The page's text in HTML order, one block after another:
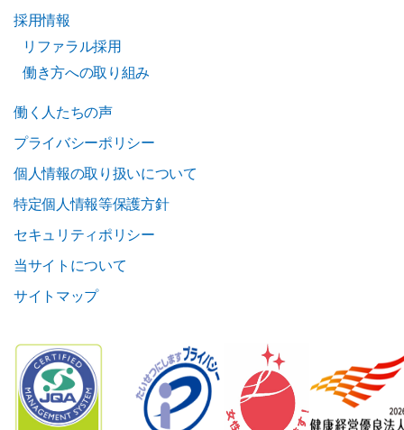
採用情報
リファラル採用
働き方への取り組み
働く人たちの声
プライバシーポリシー
個人情報の取り扱いについて
特定個人情報等保護方針
セキュリティポリシー
当サイトについて
サイトマップ